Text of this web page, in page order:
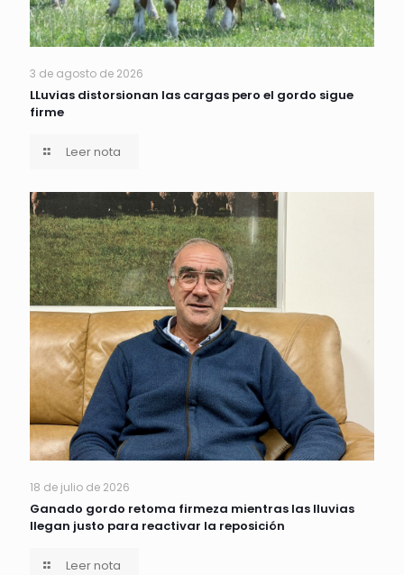
3 de agosto de 2026
LLuvias distorsionan las cargas pero el gordo sigue
firme
Leer nota
18 de julio de 2026
Ganado gordo retoma firmeza mientras las lluvias
llegan justo para reactivar la reposición
Leer nota